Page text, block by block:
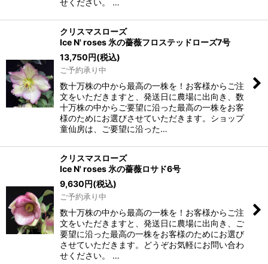
せください。 …
クリスマスローズ
Ice N' roses 氷の薔薇フロステッドローズ7号
13,750円(税込)
ご予約承り中
数十万株の中から最高の一株を！お客様からご注
文をいただきますと、発送日に農場に出向き、数
十万株の中からご要望に沿った最高の一株をお客
様のためにお選びさせていただきます。ショップ
童仙房は、ご要望に沿った…
クリスマスローズ
Ice N' roses 氷の薔薇ロサド6号
9,630円(税込)
ご予約承り中
数十万株の中から最高の一株を！お客様からご注
文をいただきますと、発送日に農場に出向き、ご
要望に沿った最高の一株をお客様のためにお選び
させていただきます。どうぞお気軽にお問い合わ
せください。 …